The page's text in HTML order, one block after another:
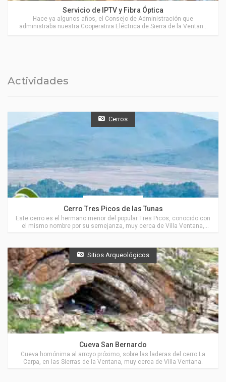
Actividades en Sierra de la Ventana
Servicio de IPTV y Fibra Óptica
Hace ya algunos años, el Consejo de Administración que
administraba nuestra Cooperativa Eléctrica de Sierra de la Ventana
Actividades
Cerros
Cerro Tres Picos de las Tunas
Este cerro es el hermano menor del popular Tres Picos, conocido con
el mismo nombre por su semejanza, muy cerca de Villa Ventana,
Sitios Arqueológicos
Cueva San Bernardo
Cueva homónima al arroyo próximo, sobre las laderas del cerro La
Carpa, en las Sierras de la Ventana, muy cerca de Villa Ventana.